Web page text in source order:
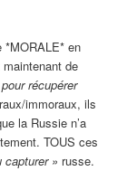
*MORALE* en
de
récupérer
immoraux, ils
la Russie n’a
TOUS ces
capturer » russe.